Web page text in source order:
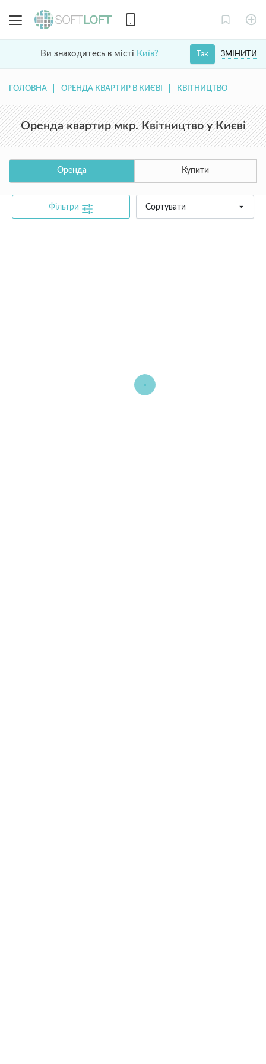
Ви знаходитесь в місті Київ? ЗМІНИТИ
Так
ГОЛОВНА ОРЕНДА КВАРТИР В КИЄВІ КВІТНИЦТВО
Оренда квартир мкр. Квітництво у Києві
Оренда Купити
Фільтри Сортувати